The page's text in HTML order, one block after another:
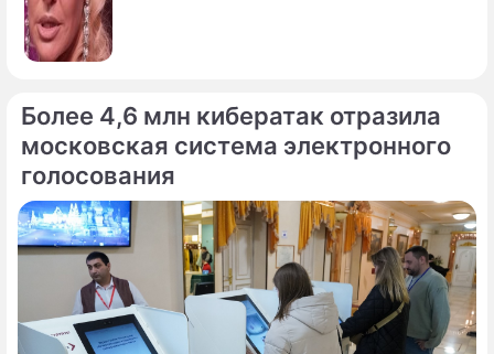
Более 4,6 млн кибератак отразила
московская система электронного
голосования